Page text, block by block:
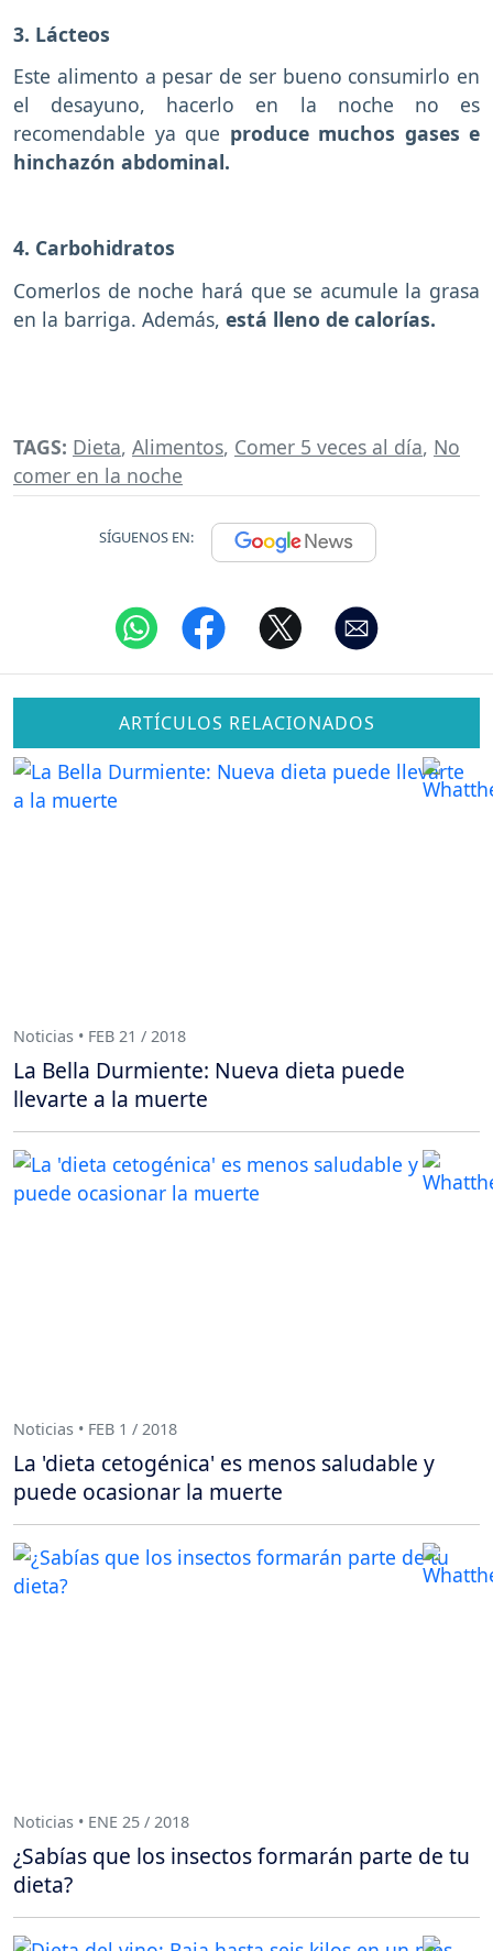
3. Lácteos
Este alimento a pesar de ser bueno consumirlo en
el desayuno, hacerlo en la noche no es
recomendable ya que produce muchos gases e
hinchazón abdominal.
4. Carbohidratos
Comerlos de noche hará que se acumule la grasa
en la barriga. Además, está lleno de calorías.
TAGS: Dieta, Alimentos, Comer 5 veces al día, No
comer en la noche
SÍGUENOS EN:
ARTÍCULOS RELACIONADOS
Noticias • FEB 21 / 2018
La Bella Durmiente: Nueva dieta puede
llevarte a la muerte
Noticias • FEB 1 / 2018
La 'dieta cetogénica' es menos saludable y
puede ocasionar la muerte
Noticias • ENE 25 / 2018
¿Sabías que los insectos formarán parte de tu
dieta?